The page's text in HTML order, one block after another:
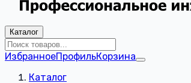
Каталог
ИзбранноеПрофильКорзина
Каталог